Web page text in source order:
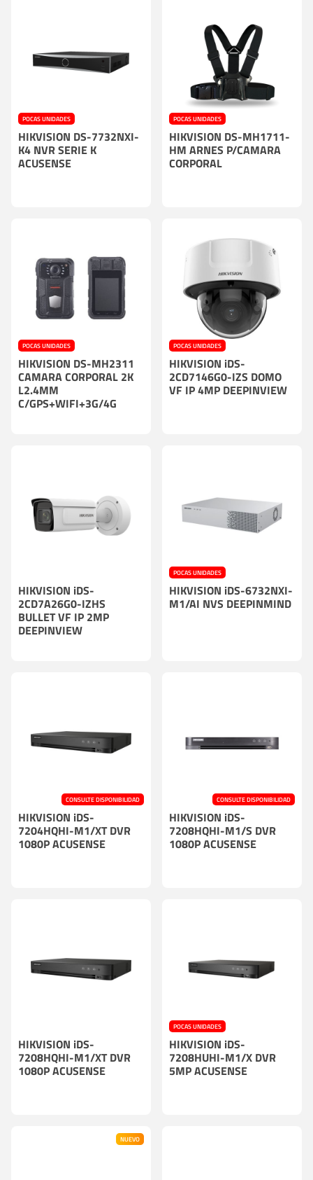
POCAS UNIDADES
HIKVISION DS-7732NXI-
K4 NVR SERIE K
ACUSENSE
POCAS UNIDADES
HIKVISION DS-MH1711-
HM ARNES P/CAMARA
CORPORAL
POCAS UNIDADES
HIKVISION DS-MH2311
CAMARA CORPORAL 2K
L2.4MM
C/GPS+WIFI+3G/4G
POCAS UNIDADES
HIKVISION iDS-
2CD7146G0-IZS DOMO
VF IP 4MP DEEPINVIEW
HIKVISION iDS-
2CD7A26G0-IZHS
BULLET VF IP 2MP
DEEPINVIEW
POCAS UNIDADES
HIKVISION iDS-6732NXI-
M1/AI NVS DEEPINMIND
CONSULTE DISPONIBILIDAD
HIKVISION iDS-
7204HQHI-M1/XT DVR
1080P ACUSENSE
CONSULTE DISPONIBILIDAD
HIKVISION iDS-
7208HQHI-M1/S DVR
1080P ACUSENSE
HIKVISION iDS-
7208HQHI-M1/XT DVR
1080P ACUSENSE
POCAS UNIDADES
HIKVISION iDS-
7208HUHI-M1/X DVR
5MP ACUSENSE
NUEVO